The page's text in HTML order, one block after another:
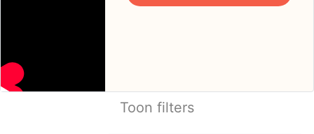
Toon filters